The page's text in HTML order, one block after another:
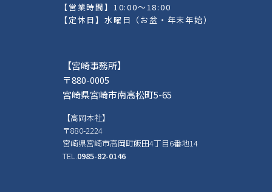
【営業時間】10:00～18:00
【定休日】水曜日（お盆・年末年始）
【宮崎事務所】
〒880-0005
宮崎県宮崎市南高松町5-65
【高岡本社】
〒880-2224
宮崎県宮崎市高岡町飯田4丁目6番地14
TEL. 0985-82-0146